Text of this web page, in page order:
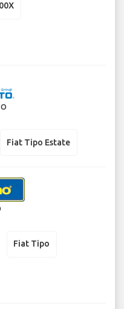
Fiat Tipo Estate
Fiat Tipo